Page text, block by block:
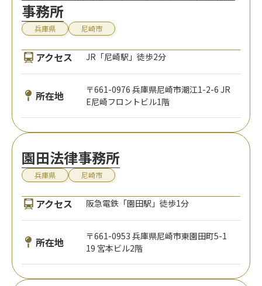
事務所
兵庫県 尼崎市
アクセス JR「尼崎駅」徒歩2分
所在地
〒661-0976 兵庫県尼崎市潮江1-2-6 JR
E尼崎フロントビル1階
園田法律事務所
兵庫県 尼崎市
アクセス 阪急電鉄「園田駅」徒歩1分
所在地
〒661-0953 兵庫県尼崎市東園田町5-1
19 宮本ビル2階